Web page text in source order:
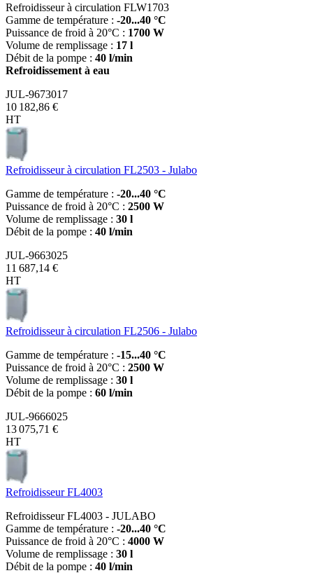
Refroidisseur à circulation FLW1703
Gamme de température : -20...40 °C
Puissance de froid à 20°C : 1700 W
Volume de remplissage : 17 l
Débit de la pompe : 40 l/min
Refroidissement à eau
JUL-9673017
10 182,86 €
HT
Refroidisseur à circulation FL2503 - Julabo
Gamme de température : -20...40 °C
Puissance de froid à 20°C : 2500 W
Volume de remplissage : 30 l
Débit de la pompe : 40 l/min
JUL-9663025
11 687,14 €
HT
Refroidisseur à circulation FL2506 - Julabo
Gamme de température : -15...40 °C
Puissance de froid à 20°C : 2500 W
Volume de remplissage : 30 l
Débit de la pompe : 60 l/min
JUL-9666025
13 075,71 €
HT
Refroidisseur FL4003
Refroidisseur FL4003 - JULABO
Gamme de température : -20...40 °C
Puissance de froid à 20°C : 4000 W
Volume de remplissage : 30 l
Débit de la pompe : 40 l/min